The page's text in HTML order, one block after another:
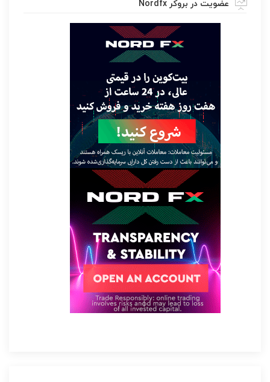
عضویت در بروکر Nordfx